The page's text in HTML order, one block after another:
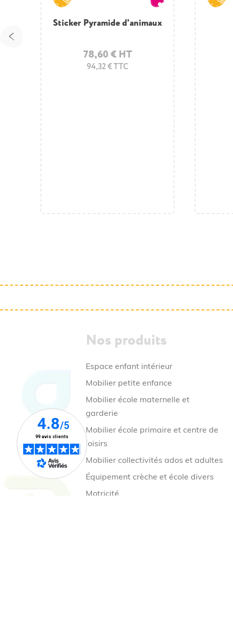
Sticker Pyramide d'animaux
78,60 € HT
94,32 € TTC
Nos produits
Espace enfant intérieur
Mobilier petite enfance
Mobilier école maternelle et
garderie
Mobilier école primaire et centre de
loisirs
Mobilier collectivités ados et adultes
Équipement crèche et école divers
Motricité